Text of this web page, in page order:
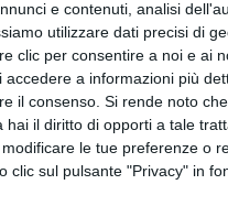
e contenuti, analisi
utilizzare dati precisi di
clic per consentire a noi e ai
a informazioni più
il consenso. Si rende noto
il diritto di opporti a tale
le tue preferenze o
sul pulsante "Privacy" in
da discoteca da cui
giorni dopo, con inizio
termine alle 04,00 di
segnalazione.
indicare la